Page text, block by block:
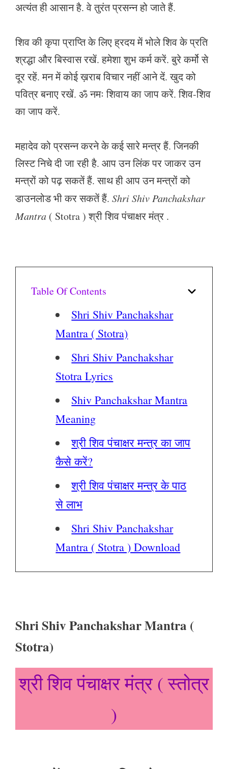
अत्यंत ही आसान है. वे तुरंत प्रसन्न हो जाते हैं.
शिव की कृपा प्राप्ति के लिए ह्रदय में भोले शिव के प्रति
श्रद्धा और बिस्वास रखें. हमेशा शुभ कर्म करें. बुरे कर्मो से
दूर रहें. मन में कोई ख़राब विचार नहीं आने दें. खुद को
पवित्र बनाए रखें. ॐ नमः शिवाय का जाप करें. शिव-शिव
का जाप करें.
महादेव को प्रसन्न करने के कई सारे मन्त्र हैं. जिनकी
लिस्ट निचे दी जा रही है. आप उन लिंक पर जाकर उन
मन्त्रों को पढ़ सकतें हैं. साथ ही आप उन मन्त्रों को
डाउनलोड भी कर सकतें हैं. Shri Shiv Panchakshar
Mantra ( Stotra ) श्री शिव पंचाक्षर मंत्र .
Table Of Contents
Shri Shiv Panchakshar
Mantra ( Stotra)
Shri Shiv Panchakshar
Stotra Lyrics
Shiv Panchakshar Mantra
Meaning
श्री शिव पंचाक्षर मन्त्र का जाप
कैसे करें?
श्री शिव पंचाक्षर मन्त्र के पाठ
से लाभ
Shri Shiv Panchakshar
Mantra ( Stotra ) Download
Shri Shiv Panchakshar Mantra (
Stotra)
श्री शिव पंचाक्षर मंत्र ( स्तोत्र
)